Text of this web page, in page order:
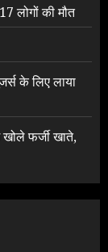
लोगों की मौत
के लिए लाया
फर्जी खाते,